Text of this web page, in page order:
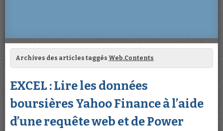
Archives des articles taggés Web.Contents
EXCEL : Lire les données
boursières Yahoo Finance à l’aide
d’une requête web et de Power